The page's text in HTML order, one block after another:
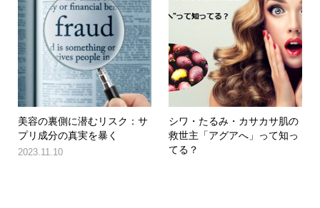
美容の裏側に潜むリスク：サ
プリ成分の真実を暴く
2023.11.10
シワ・たるみ・カサカサ肌の
救世主「アグアへ」って知っ
てる？